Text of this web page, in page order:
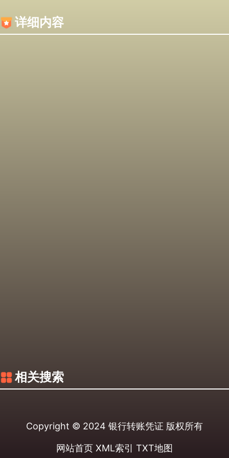
详细内容
相关搜索
Copyright © 2024 银行转账凭证 版权所有
网站首页 XML索引 TXT地图